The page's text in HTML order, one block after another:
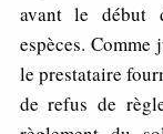
avant le début
espèces.
le prestataire
de refus de